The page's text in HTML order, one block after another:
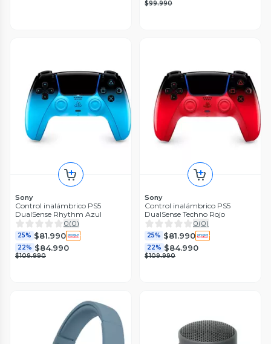
$99.990
Sony
Control inalámbrico PS5
DualSense Rhythm Azul
0(0)
25% $81.990
22% $84.990
$109.990
Sony
Control inalámbrico PS5
DualSense Techno Rojo
0(0)
25% $81.990
22% $84.990
$109.990